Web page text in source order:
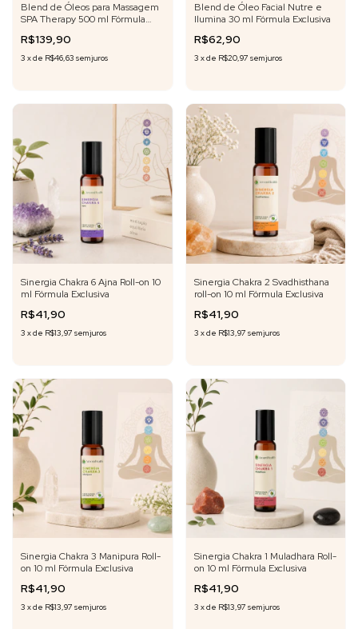
Blend de Óleos para Massagem
SPA Therapy 500 ml Fórmula
R$139,90
3 xde R$46,63 sem juros
Blend de Óleo Facial Nutre e
Ilumina 30 ml Fórmula Exclusiva
R$62,90
3 xde R$20,97 sem juros
Sinergia Chakra 6 Ajna Roll-on 10
ml Fórmula Exclusiva
R$41,90
3 xde R$13,97 sem juros
Sinergia Chakra 2 Svadhisthana
roll-on 10 ml Fórmula Exclusiva
R$41,90
3 xde R$13,97 sem juros
Sinergia Chakra 3 Manipura Roll-
on 10 ml Fórmula Exclusiva
R$41,90
3 xde R$13,97 sem juros
Sinergia Chakra 1 Muladhara Roll-
on 10 ml Fórmula Exclusiva
R$41,90
3 xde R$13,97 sem juros